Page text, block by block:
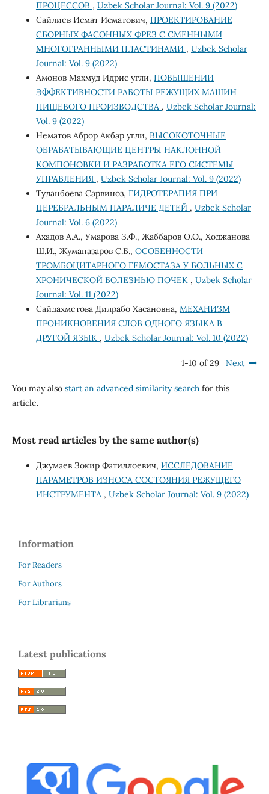
ПРОЦЕССОВ , Uzbek Scholar Journal: Vol. 9 (2022)
Сайлиев Исмат Исматович, ПРОЕКТИРОВАНИЕ
СБОРНЫХ ФАСОННЫХ ФРЕЗ С СМЕННЫМИ
МНОГОГРАННЫМИ ПЛАСТИНАМИ , Uzbek Scholar
Journal: Vol. 9 (2022)
Амонов Махмуд Идрис угли, ПОВЫШЕНИИ
ЭФФЕКТИВНОСТИ РАБОТЫ РЕЖУЩИХ МАШИН
ПИЩЕВОГО ПРОИЗВОДСТВА , Uzbek Scholar Journal:
Vol. 9 (2022)
Нематов Аброр Акбар угли, ВЫСОКОТОЧНЫЕ
ОБРАБАТЫВАЮЩИЕ ЦЕНТРЫ НАКЛОННОЙ
КОМПОНОВКИ И РАЗРАБОТКА ЕГО СИСТЕМЫ
УПРАВЛЕНИЯ , Uzbek Scholar Journal: Vol. 9 (2022)
Туланбоева Сарвиноз, ГИДРОТЕРАПИЯ ПРИ
ЦЕРЕБРАЛЬНЫМ ПАРАЛИЧЕ ДЕТЕЙ , Uzbek Scholar
Journal: Vol. 6 (2022)
Ахадов А.А., Умарова З.Ф., Жаббаров О.О., Ходжанова
Ш.И., Жуманазаров С.Б., ОСОБЕННОСТИ
ТРОМБОЦИТАРНОГО ГЕМОСТАЗА У БОЛЬНЫХ С
ХРОНИЧЕСКОЙ БОЛЕЗНЬЮ ПОЧЕК , Uzbek Scholar
Journal: Vol. 11 (2022)
Сайдахметова Дилрабо Хасановна, МЕХАНИЗМ
ПРОНИКНОВЕНИЯ СЛОВ ОДНОГО ЯЗЫКА В
ДРУГОЙ ЯЗЫК , Uzbek Scholar Journal: Vol. 10 (2022)
1-10 of 29 Next
You may also start an advanced similarity searchfor this
article.
Most read articles by the same author(s)
Джумаев Зокир Фатиллоевич, ИССЛЕДОВАНИЕ
ПАРАМЕТРОВ ИЗНОСА СОСТОЯНИЯ РЕЖУЩЕГО
ИНСТРУМЕНТА , Uzbek Scholar Journal: Vol. 9 (2022)
Information
For Readers
For Authors
For Librarians
Latest publications